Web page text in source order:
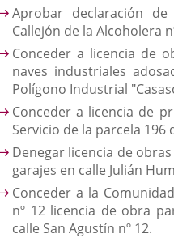
Aprobar declaración
Callejón de la Alcoholera
Conceder a licencia de
naves industriales
Polígono Industrial
Conceder a licencia de
Servicio de la parcela 196
Denegar licencia de
garajes en calle Julián
Conceder a la
nº 12 licencia de obra
calle San Agustín nº 12.